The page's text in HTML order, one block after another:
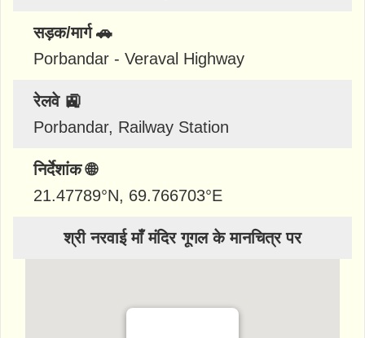
सड़क/मार्ग 🚗
Porbandar - Veraval Highway
रेलवे 🚉
Porbandar, Railway Station
निर्देशांक 🌐
21.47789°N, 69.766703°E
श्री नरवाई माँ मंदिर गूगल के मानचित्र पर